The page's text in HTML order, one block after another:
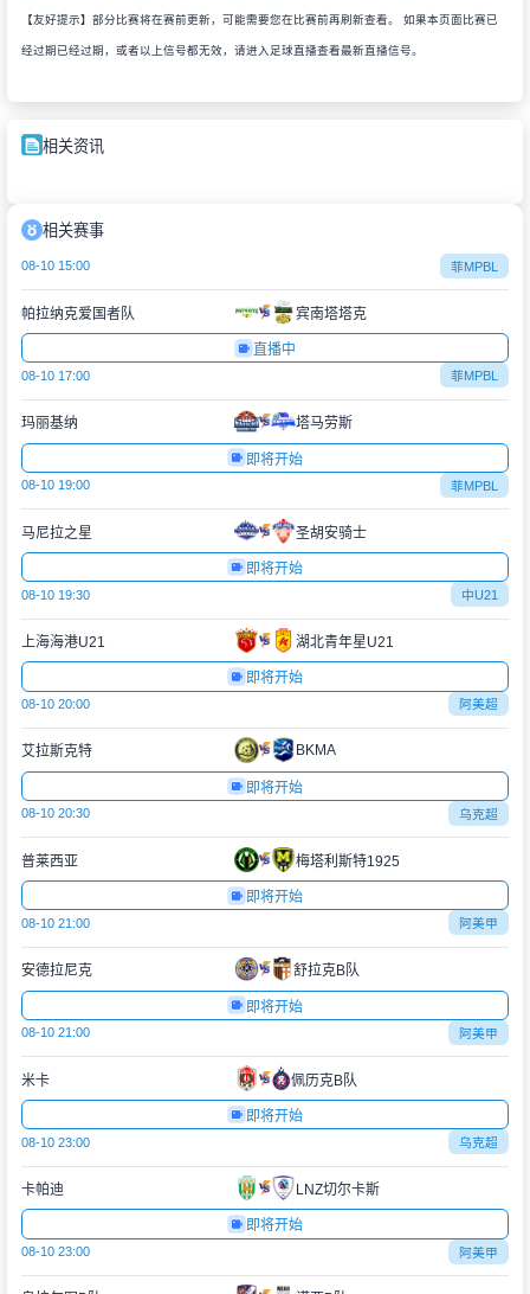
【友好提示】部分比赛将在赛前更新，可能需要您在比赛前再刷新查看。 如果本页面比赛已
经过期已经过期，或者以上信号都无效，请进入足球直播查看最新直播信号。
相关资讯
相关赛事
08-10 15:00 菲MPBL
帕拉纳克爱国者队 宾南塔塔克
直播中
08-10 17:00 菲MPBL
玛丽基纳 塔马劳斯
即将开始
08-10 19:00 菲MPBL
马尼拉之星 圣胡安骑士
即将开始
08-10 19:30 中U21
上海海港U21 湖北青年星U21
即将开始
08-10 20:00 阿美超
艾拉斯克特 BKMA
即将开始
08-10 20:30 乌克超
普莱西亚 梅塔利斯特1925
即将开始
08-10 21:00 阿美甲
安德拉尼克 舒拉克B队
即将开始
08-10 21:00 阿美甲
米卡 佩历克B队
即将开始
08-10 23:00 乌克超
卡帕迪 LNZ切尔卡斯
即将开始
08-10 23:00 阿美甲